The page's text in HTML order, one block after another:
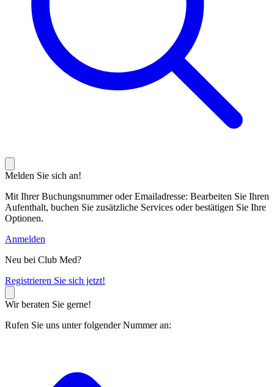
Melden Sie sich an!
Mit Ihrer Buchungsnummer oder Emailadresse: Bearbeiten Sie Ihren
Aufenthalt, buchen Sie zusätzliche Services oder bestätigen Sie Ihre
Optionen.
Anmelden
Neu bei Club Med?
Registrieren Sie sich jetzt!
Wir beraten Sie gerne!
Rufen Sie uns unter folgender Nummer an: